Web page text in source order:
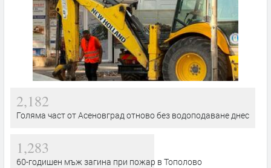
2,182
Голяма част от Асеновград отново без водоподаване днес
1,283
60-годишен мъж загина при пожар в Тополово